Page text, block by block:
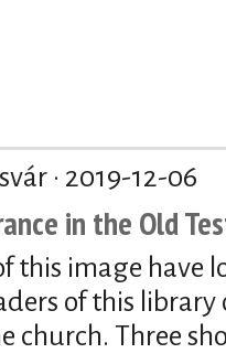
· 2019-12-06
in the Old
this image have
of this
church. Three